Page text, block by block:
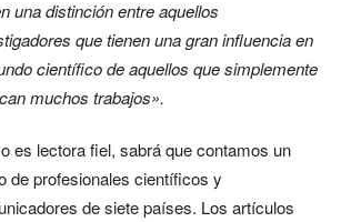
una distinción entre aquellos
que tienen una gran influencia en
científico de aquellos que simplemente
muchos trabajos».
es lectora fiel, sabrá que contamos un
de profesionales científicos y
de siete países. Los artículos